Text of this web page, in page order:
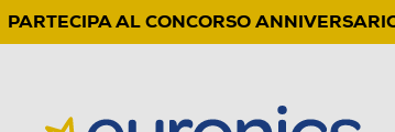
PARTECIPA AL CONCORSO